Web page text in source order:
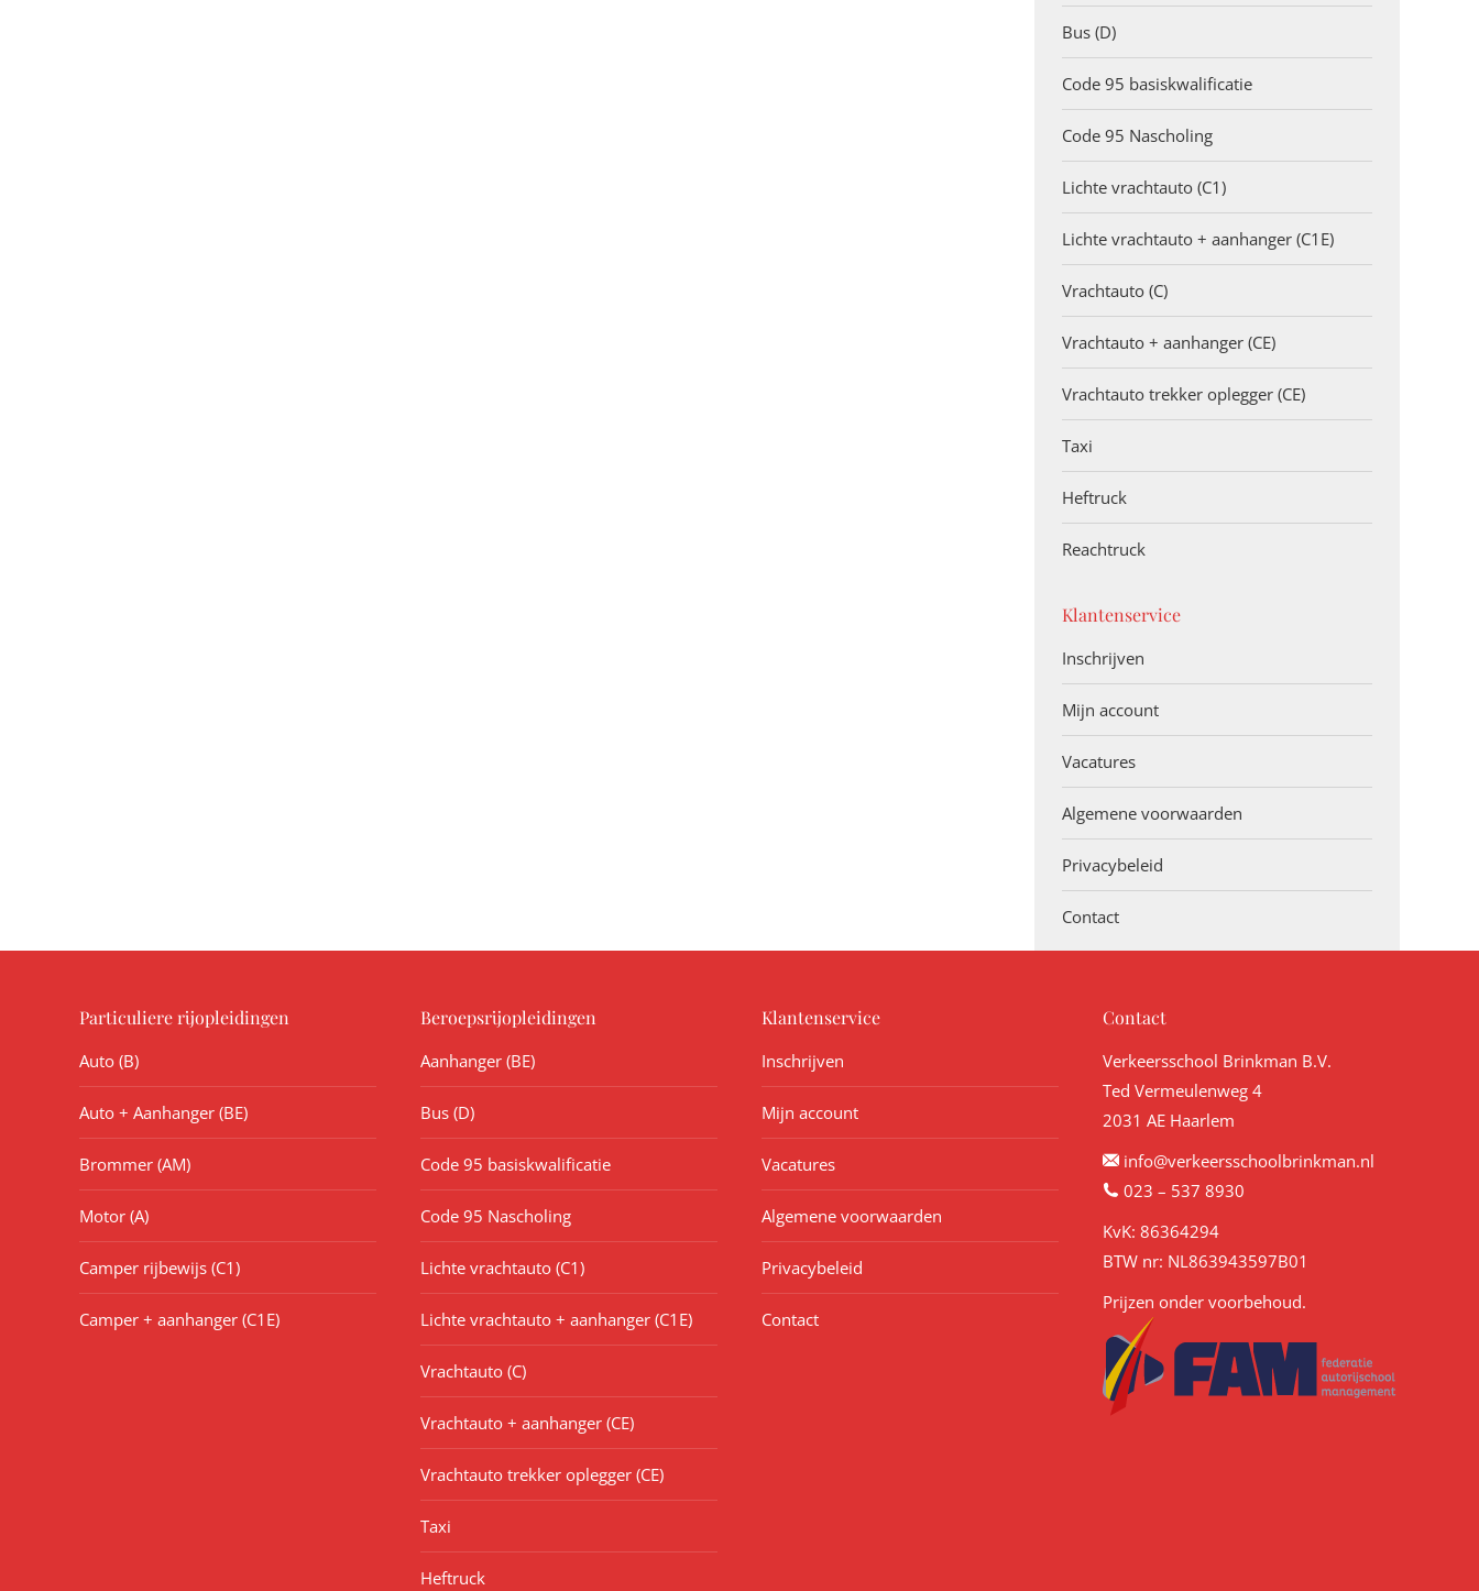
Bus (D)
Code 95 basiskwalificatie
Code 95 Nascholing
Lichte vrachtauto (C1)
Lichte vrachtauto + aanhanger (C1E)
Vrachtauto (C)
Vrachtauto + aanhanger (CE)
Vrachtauto trekker oplegger (CE)
Taxi
Heftruck
Reachtruck
Klantenservice
Inschrijven
Mijn account
Vacatures
Algemene voorwaarden
Privacybeleid
Contact
Particuliere rijopleidingen
Auto (B)
Auto + Aanhanger (BE)
Brommer (AM)
Motor (A)
Camper rijbewijs (C1)
Camper + aanhanger (C1E)
Beroepsrijopleidingen
Aanhanger (BE)
Bus (D)
Code 95 basiskwalificatie
Code 95 Nascholing
Lichte vrachtauto (C1)
Lichte vrachtauto + aanhanger (C1E)
Vrachtauto (C)
Vrachtauto + aanhanger (CE)
Vrachtauto trekker oplegger (CE)
Taxi
Heftruck
Klantenservice
Inschrijven
Mijn account
Vacatures
Algemene voorwaarden
Privacybeleid
Contact
Contact
Verkeersschool Brinkman B.V.
Ted Vermeulenweg 4
2031 AE Haarlem
info@verkeersschoolbrinkman.nl
023 – 537 8930
KvK: 86364294
BTW nr: NL863943597B01
Prijzen onder voorbehoud.